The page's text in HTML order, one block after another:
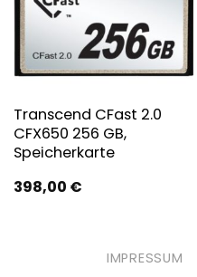
Transcend CFast 2.0
CFX650 256 GB,
Speicherkarte
398,00 €
IMPRESSUM